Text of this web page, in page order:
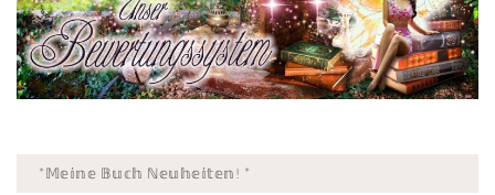
*𝕄𝕖𝕚𝕟𝕖 𝔹𝕦𝕔𝕙 ℕ𝕖𝕦𝕙𝕖𝕚𝕥𝕖𝕟! *